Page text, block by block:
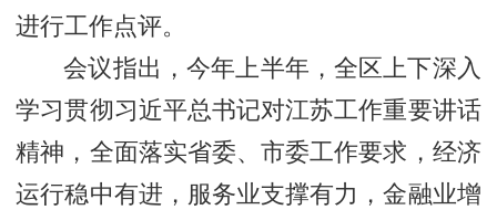
进行工作点评。
会议指出，今年上半年，全区上下深入
学习贯彻习近平总书记对江苏工作重要讲话
精神，全面落实省委、市委工作要求，经济
运行稳中有进，服务业支撑有力，金融业增